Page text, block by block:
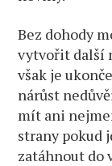
Bez dohody
vytvořit další
však je
nárůst
mít ani
strany pokud
zatáhnout do